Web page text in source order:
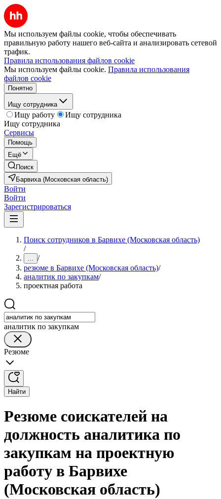
Мы используем файлы cookie, чтобы обеспечивать
правильную работу нашего веб-сайта и анализировать сетевой
трафик.
Правила использования файлов cookie
Мы используем файлы cookie. Правила использования
файлов cookie
Понятно
Ищу сотрудника
Ищу работу
Ищу сотрудника
Ищу сотрудника
Сервисы
Помощь
Ещё
Поиск
Барвиха (Московская область)
Войти
Войти
Зарегистрироваться
Поиск сотрудников в Барвихе (Московская область)
/
... /
резюме в Барвихе (Московская область)/
аналитик по закупкам/
проектная работа
аналитик по закупкам
Резюме
Найти
Резюме соискателей на
должность аналитика по
закупкам на проектную
работу в Барвихе
(Московская область)